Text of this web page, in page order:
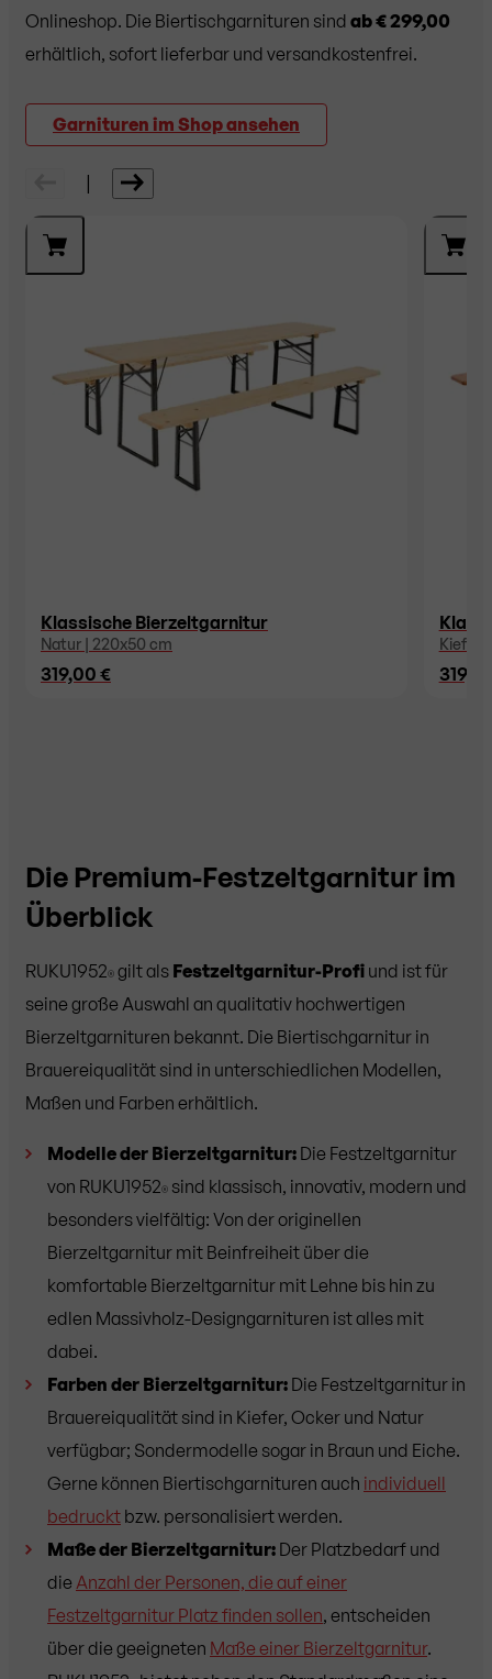
Onlineshop. Die Biertischgarnituren sind ab € 299,00
erhältlich, sofort lieferbar und versandkostenfrei.
Garnituren im Shop ansehen
|
Klassische Bierzeltgarnitur
Natur | 220x50 cm
319,00 €
Kiefer
Die Premium-Festzeltgarnitur im
Überblick
RUKU1952® gilt als Festzeltgarnitur-Profi und ist für
seine große Auswahl an qualitativ hochwertigen
Bierzeltgarnituren bekannt. Die Biertischgarnitur in
Brauereiqualität sind in unterschiedlichen Modellen,
Maßen und Farben erhältlich.
Modelle der Bierzeltgarnitur: Die Festzeltgarnitur
von RUKU1952® sind klassisch, innovativ, modern und
besonders vielfältig: Von der originellen
Bierzeltgarnitur mit Beinfreiheit über die
komfortable Bierzeltgarnitur mit Lehne bis hin zu
edlen Massivholz-Designgarnituren ist alles mit
dabei.
Farben der Bierzeltgarnitur: Die Festzeltgarnitur in
Brauereiqualität sind in Kiefer, Ocker und Natur
verfügbar; Sondermodelle sogar in Braun und Eiche.
Gerne können Biertischgarnituren auch individuell
bedruckt bzw. personalisiert werden.
Maße der Bierzeltgarnitur: Der Platzbedarf und
die Anzahl der Personen, die auf einer
Festzeltgarnitur Platz finden sollen, entscheiden
über die geeigneten Maße einer Bierzeltgarnitur.